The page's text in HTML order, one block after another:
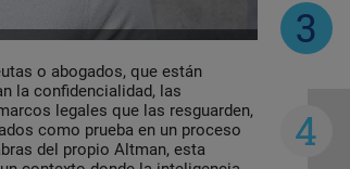
o abogados, que están
la confidencialidad, las
legales que las resguarden,
como prueba en un proceso
del propio Altman, esta